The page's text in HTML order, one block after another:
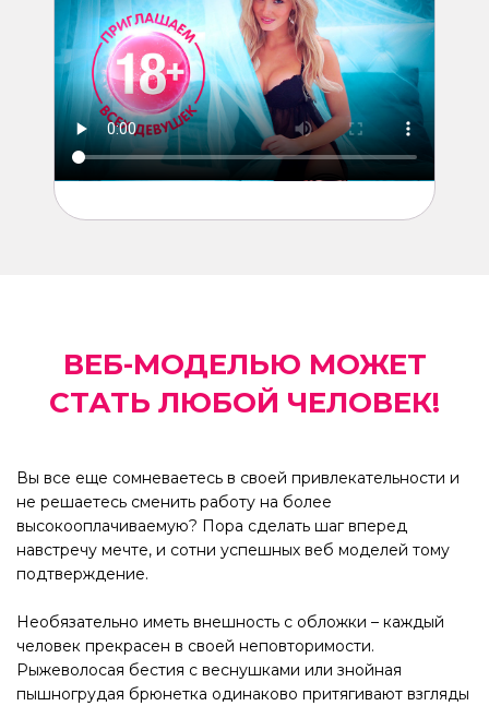
ВЕБ-МОДЕЛЬЮ МОЖЕТ
СТАТЬ ЛЮБОЙ ЧЕЛОВЕК!
Вы все еще сомневаетесь в своей привлекательности и
не решаетесь сменить работу на более
высокооплачиваемую? Пора сделать шаг вперед
навстречу мечте, и сотни успешных веб моделей тому
подтверждение.
Необязательно иметь внешность с обложки – каждый
человек прекрасен в своей неповторимости.
Рыжеволосая бестия с веснушками или знойная
пышногрудая брюнетка одинаково притягивают взгляды